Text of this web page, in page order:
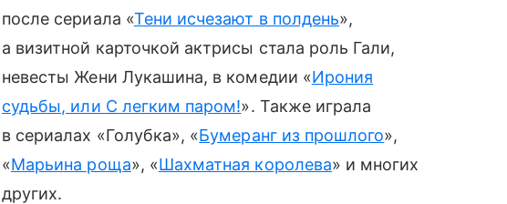
после сериала «Тени исчезают в полдень»,
а визитной карточкой актрисы стала роль Гали,
невесты Жени Лукашина, в комедии «Ирония
судьбы, или С легким паром!». Также играла
в сериалах «Голубка», «Бумеранг из прошлого»,
«Марьина роща», «Шахматная королева» и многих
других.